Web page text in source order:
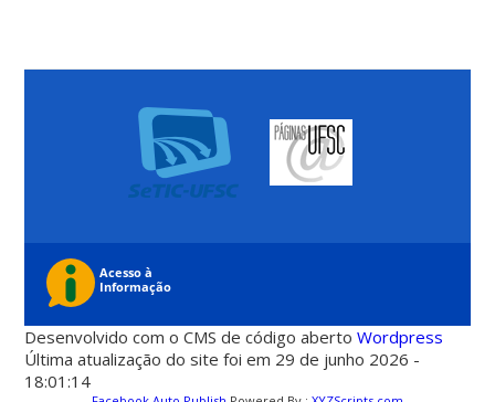
Desenvolvido com o CMS de código abertoWordpress
Última atualização do site foi em 29 de junho 2026 -
18:01:14